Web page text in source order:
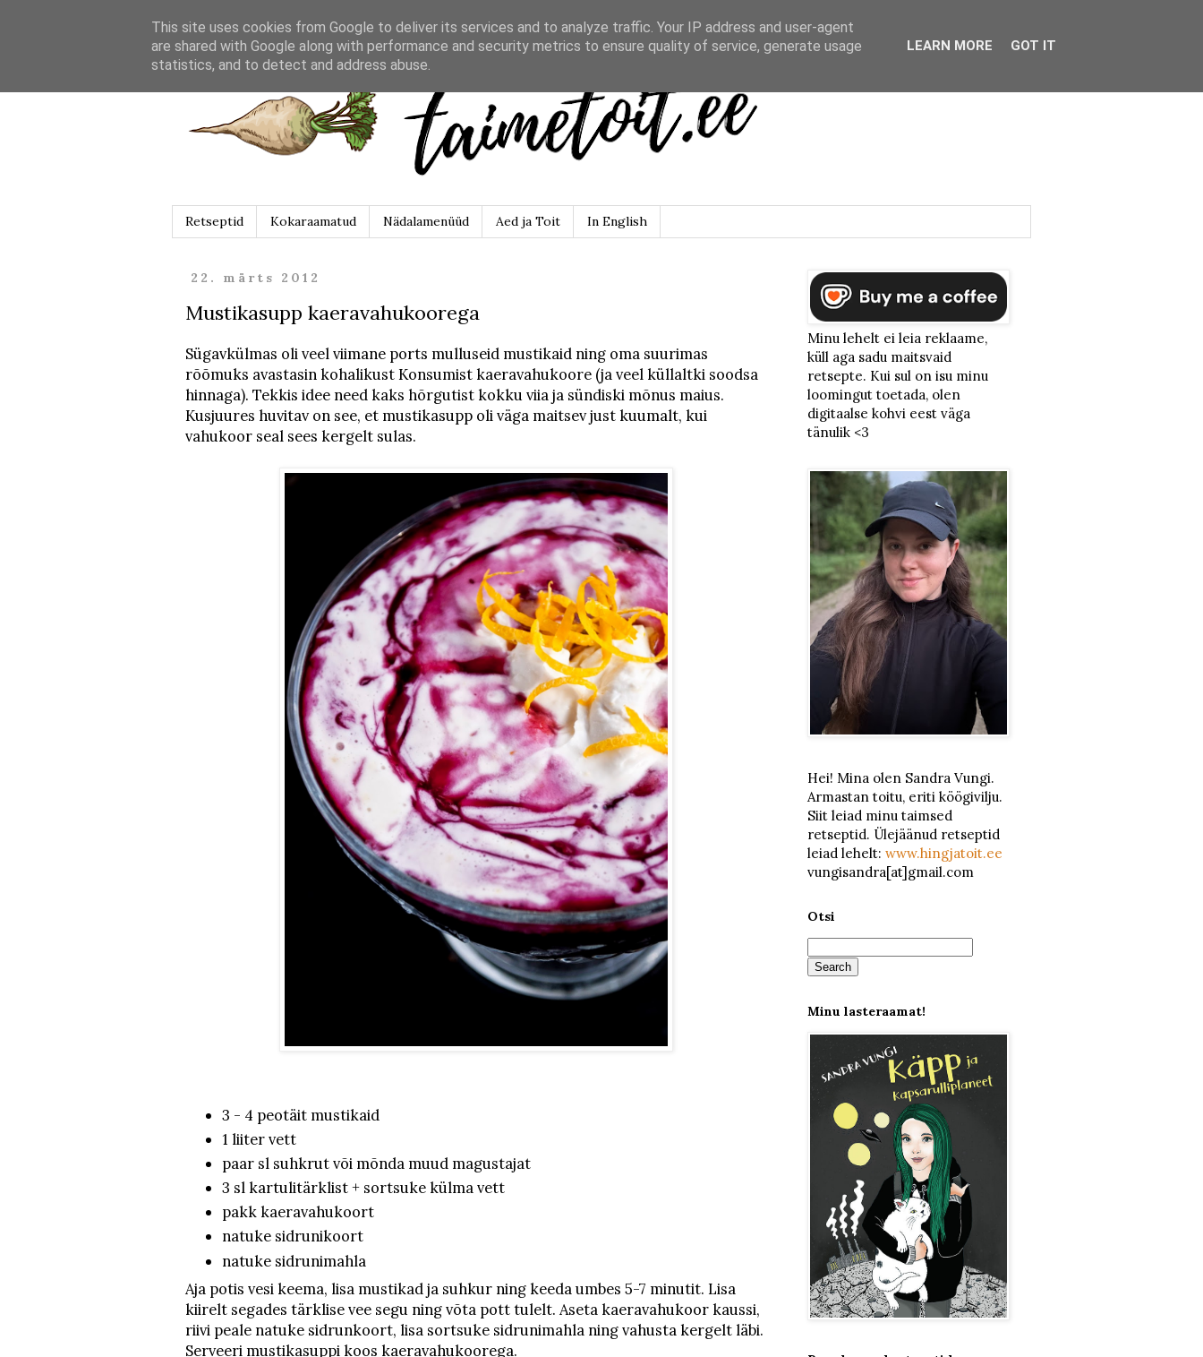
Retseptid Kokaraamatud Nädalamenüüd Aed ja Toit In English
22. märts 2012
Mustikasupp kaeravahukoorega
Sügavkülmas oli veel viimane ports mulluseid mustikaid ning oma suurimas
rõõmuks avastasin kohalikust Konsumist kaeravahukoore (ja veel küllaltki soodsa
hinnaga). Tekkis idee need kaks hõrgutist kokku viia ja sündiski mõnus maius.
Kusjuures huvitav on see, et mustikasupp oli väga maitsev just kuumalt, kui
vahukoor seal sees kergelt sulas.
3 - 4 peotäit mustikaid
1 liiter vett
paar sl suhkrut või mõnda muud magustajat
3 sl kartulitärklist + sortsuke külma vett
pakk kaeravahukoort
natuke sidrunikoort
natuke sidrunimahla
Aja potis vesi keema, lisa mustikad ja suhkur ning keeda umbes 5-7 minutit. Lisa
kiirelt segades tärklise vee segu ning võta pott tulelt. Aseta kaeravahukoor kaussi,
riivi peale natuke sidrunkoort, lisa sortsuke sidrunimahla ning vahusta kergelt läbi.
Serveeri mustikasuppi koos kaeravahukoorega.
Minu lehelt ei leia reklaame,
küll aga sadu maitsvaid
retsepte. Kui sul on isu minu
loomingut toetada, olen
digitaalse kohvi eest väga
tänulik <3
Hei! Mina olen Sandra Vungi.
Armastan toitu, eriti köögivilju.
Siit leiad minu taimsed
retseptid. Ülejäänud retseptid
leiad lehelt: www.hingjatoit.ee
vungisandra[at]gmail.com
Otsi
Minu lasteraamat!
This site uses cookies from Google to deliver its services and to analyze traffic. Your IP address and user-agent
are shared with Google along with performance and security metrics to ensure quality of service, generate usage
statistics, and to detect and address abuse.
LEARN MORE GOT IT